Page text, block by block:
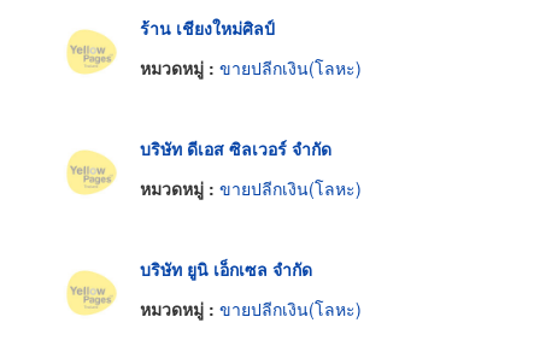
ร้าน เชียงใหม่ศิลป์
หมวดหมู่ : ขายปลีกเงิน(โลหะ)
บริษัท ดีเอส ซิลเวอร์ จำกัด
หมวดหมู่ : ขายปลีกเงิน(โลหะ)
บริษัท ยูนิ เอ็กเซล จำกัด
หมวดหมู่ : ขายปลีกเงิน(โลหะ)